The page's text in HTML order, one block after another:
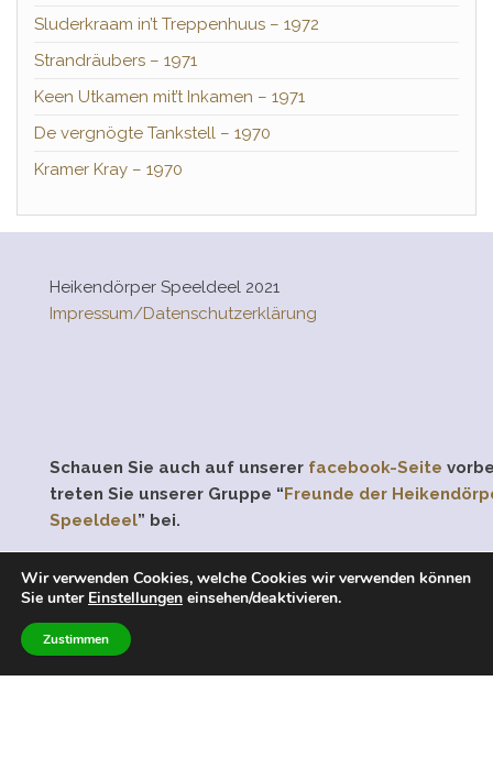
Sluderkraam in’t Treppenhuus – 1972
Strandräubers – 1971
Keen Utkamen mit’t Inkamen – 1971
De vergnögte Tankstell – 1970
Kramer Kray – 1970
Heikendörper Speeldeel 2021
Impressum/Datenschutzerklärung
Schauen Sie auch auf unserer facebook-Seite
treten Sie unserer Gruppe “Freunde der
Speeldeel” bei.
Stolz präsentiert von
Wir verwenden Cookies, welche Cookies wir verwenden können
Sie unter Einstellungen einsehen/deaktivieren.
Zustimmen